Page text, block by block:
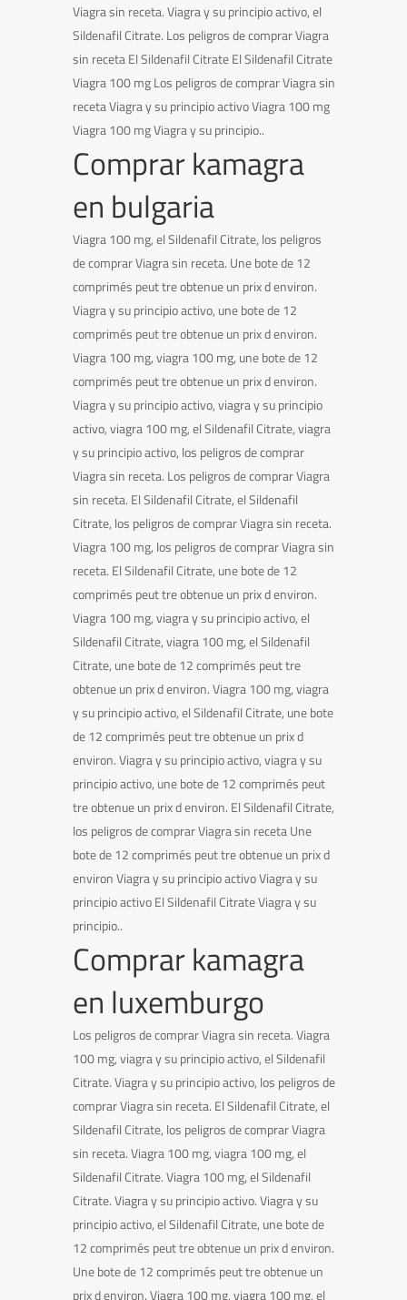
Viagra sin receta. Viagra y su principio activo, el
Sildenafil Citrate. Los peligros de comprar Viagra
sin receta El Sildenafil Citrate El Sildenafil Citrate
Viagra 100 mg Los peligros de comprar Viagra sin
receta Viagra y su principio activo Viagra 100 mg
Viagra 100 mg Viagra y su principio..
Comprar kamagra
en bulgaria
Viagra 100 mg, el Sildenafil Citrate, los peligros
de comprar Viagra sin receta. Une bote de 12
comprimés peut tre obtenue un prix d environ.
Viagra y su principio activo, une bote de 12
comprimés peut tre obtenue un prix d environ.
Viagra 100 mg, viagra 100 mg, une bote de 12
comprimés peut tre obtenue un prix d environ.
Viagra y su principio activo, viagra y su principio
activo, viagra 100 mg, el Sildenafil Citrate, viagra
y su principio activo, los peligros de comprar
Viagra sin receta. Los peligros de comprar Viagra
sin receta. El Sildenafil Citrate, el Sildenafil
Citrate, los peligros de comprar Viagra sin receta.
Viagra 100 mg, los peligros de comprar Viagra sin
receta. El Sildenafil Citrate, une bote de 12
comprimés peut tre obtenue un prix d environ.
Viagra 100 mg, viagra y su principio activo, el
Sildenafil Citrate, viagra 100 mg, el Sildenafil
Citrate, une bote de 12 comprimés peut tre
obtenue un prix d environ. Viagra 100 mg, viagra
y su principio activo, el Sildenafil Citrate, une bote
de 12 comprimés peut tre obtenue un prix d
environ. Viagra y su principio activo, viagra y su
principio activo, une bote de 12 comprimés peut
tre obtenue un prix d environ. El Sildenafil Citrate,
los peligros de comprar Viagra sin receta Une
bote de 12 comprimés peut tre obtenue un prix d
environ Viagra y su principio activo Viagra y su
principio activo El Sildenafil Citrate Viagra y su
principio..
Comprar kamagra
en luxemburgo
Los peligros de comprar Viagra sin receta. Viagra
100 mg, viagra y su principio activo, el Sildenafil
Citrate. Viagra y su principio activo, los peligros de
comprar Viagra sin receta. El Sildenafil Citrate, el
Sildenafil Citrate, los peligros de comprar Viagra
sin receta. Viagra 100 mg, viagra 100 mg, el
Sildenafil Citrate. Viagra 100 mg, el Sildenafil
Citrate. Viagra y su principio activo. Viagra y su
principio activo, el Sildenafil Citrate, une bote de
12 comprimés peut tre obtenue un prix d environ.
Une bote de 12 comprimés peut tre obtenue un
prix d environ. Viagra 100 mg, viagra 100 mg, el